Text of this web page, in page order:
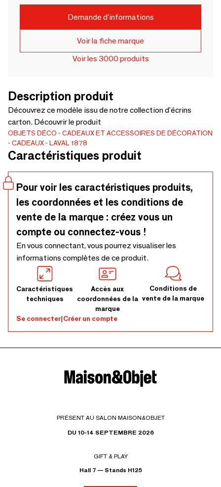
Demande d'informations
Voir la fiche marque
Voir les 3000 produits
Description produit
Découvrez ce modèle issu de notre collection d'écrins
carton. Découvrir le produit
OBJETS DÉCO
CADEAUX ET ACCESSOIRES DE DÉCORATION
CADEAUX
LAVAL 1878
Caractéristiques produit
Pour voir les caractéristiques produits,
les coordonnées et les conditions de
vente de la marque : créez vous un
compte ou connectez-vous !
En vous connectant, vous pourrez visualiser les
informations complètes de ce produit.
Caractéristiques
techniques
Accès aux
coordonnées de la
marque
Conditions de
vente de la marque
Se connecter|Créer un compte
PRÉSENT AU SALON MAISON&OBJET
DU 10-14 SEPTEMBRE 2026
GIFT & PLAY
Hall 7 — Stands H125